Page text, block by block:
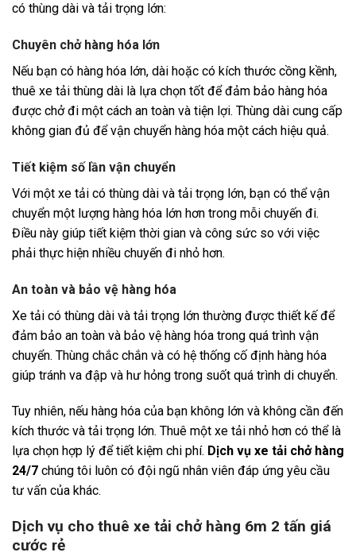
có thùng dài và tải trọng lớn:
Chuyên chở hàng hóa lớn
Nếu bạn có hàng hóa lớn, dài hoặc có kích thước cồng kềnh,
thuê xe tải thùng dài là lựa chọn tốt để đảm bảo hàng hóa
được chở đi một cách an toàn và tiện lợi. Thùng dài cung cấp
không gian đủ để vận chuyển hàng hóa một cách hiệu quả.
Tiết kiệm số lần vận chuyển
Với một xe tải có thùng dài và tải trọng lớn, bạn có thể vận
chuyển một lượng hàng hóa lớn hơn trong mỗi chuyến đi.
Điều này giúp tiết kiệm thời gian và công sức so với việc
phải thực hiện nhiều chuyến đi nhỏ hơn.
An toàn và bảo vệ hàng hóa
Xe tải có thùng dài và tải trọng lớn thường được thiết kế để
đảm bảo an toàn và bảo vệ hàng hóa trong quá trình vận
chuyển. Thùng chắc chắn và có hệ thống cố định hàng hóa
giúp tránh va đập và hư hỏng trong suốt quá trình di chuyển.
Tuy nhiên, nếu hàng hóa của bạn không lớn và không cần đến
kích thước và tải trọng lớn. Thuê một xe tải nhỏ hơn có thể là
lựa chọn hợp lý để tiết kiệm chi phí. Dịch vụ xe tải chở hàng
24/7 chúng tôi luôn có đội ngũ nhân viên đáp ứng yêu cầu
tư vấn của khác.
Dịch vụ cho thuê xe tải chở hàng 6m 2 tấn giá
cước rẻ